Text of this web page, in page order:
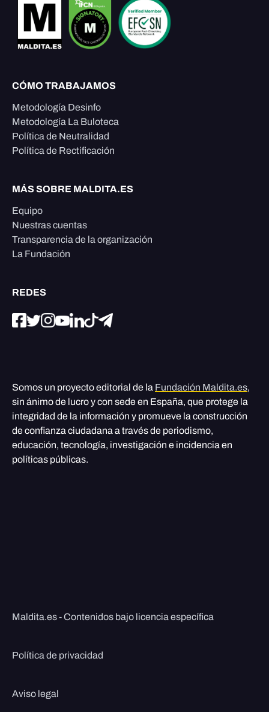
CÓMO TRABAJAMOS
Metodología Desinfo
Metodología La Buloteca
Política de Neutralidad
Política de Rectificación
MÁS SOBRE MALDITA.ES
Equipo
Nuestras cuentas
Transparencia de la organización
La Fundación
REDES
Somos un proyecto editorial de la Fundación Maldita.es,
sin ánimo de lucro y con sede en España, que protege la
integridad de la información y promueve la construcción
de confianza ciudadana a través de periodismo,
educación, tecnología, investigación e incidencia en
políticas públicas.
Maldita.es - Contenidos bajo licencia específica
Política de privacidad
Aviso legal